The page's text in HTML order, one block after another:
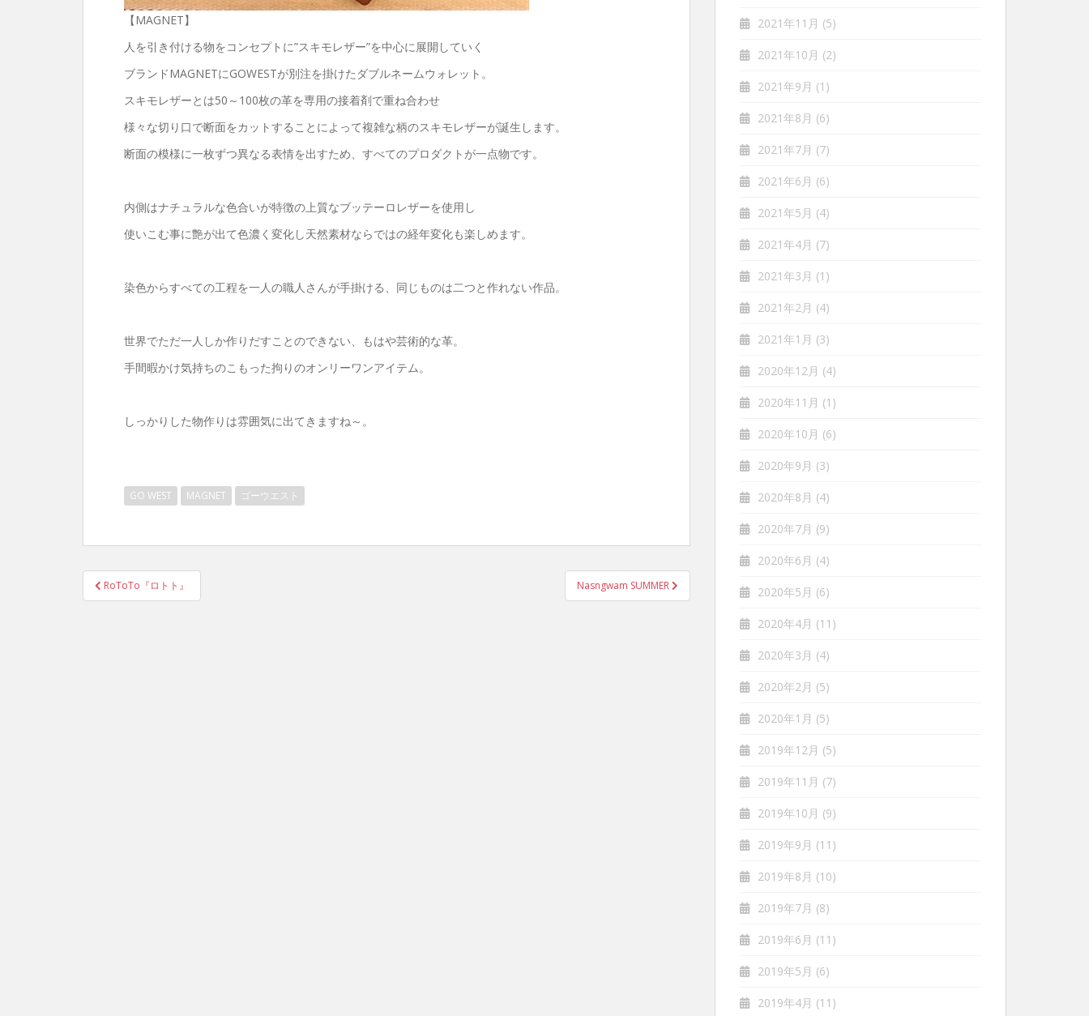
【MAGNET】
人を引き付ける物をコンセプトに”スキモレザー”を中心に展開していく
ブランドMAGNETにGOWESTが別注を掛けたダブルネームウォレット。
スキモレザーとは50～100枚の革を専用の接着剤で重ね合わせ
様々な切り口で断面をカットすることによって複雑な柄のスキモレザーが誕生します。
断面の模様に一枚ずつ異なる表情を出すため、すべてのプロダクトが一点物です。
内側はナチュラルな色合いが特徴の上質なブッテーロレザーを使用し
使いこむ事に艶が出て色濃く変化し天然素材ならではの経年変化も楽しめます。
染色からすべての工程を一人の職人さんが手掛ける、同じものは二つと作れない作品。
世界でただ一人しか作りだすことのできない、もはや芸術的な革。
手間暇かけ気持ちのこもった拘りのオンリーワンアイテム。
しっかりした物作りは雰囲気に出てきますね～。
GO WEST MAGNET ゴーウエスト
投
稿
RoToTo『ロトト』 Nasngwam SUMMER
2021年11月 (5)
2021年10月 (2)
2021年9月 (1)
2021年8月 (6)
2021年7月 (7)
2021年6月 (6)
2021年5月 (4)
2021年4月 (7)
2021年3月 (1)
2021年2月 (4)
2021年1月 (3)
2020年12月 (4)
2020年11月 (1)
2020年10月 (6)
2020年9月 (3)
2020年8月 (4)
2020年7月 (9)
2020年6月 (4)
2020年5月 (6)
2020年4月 (11)
2020年3月 (4)
2020年2月 (5)
2020年1月 (5)
2019年12月 (5)
2019年11月 (7)
2019年10月 (9)
2019年9月 (11)
2019年8月 (10)
2019年7月 (8)
2019年6月 (11)
2019年5月 (6)
2019年4月 (11)